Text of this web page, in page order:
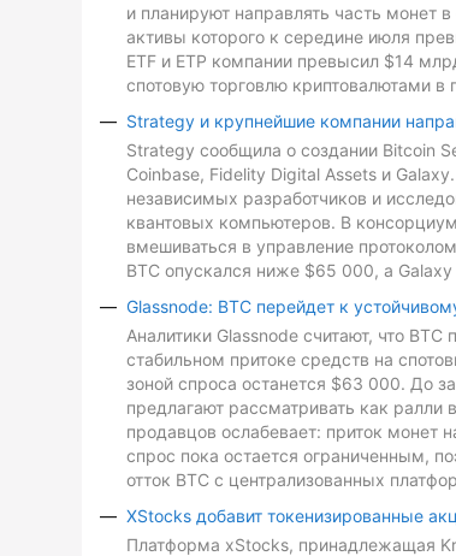
и планируют направлять часть монет
активы которого к середине июля
ETF и ETP компании превысил $14
спотовую торговлю криптовалютами в
Strategy и крупнейшие компании
Strategy сообщила о создании Bitcoin
Coinbase, Fidelity Digital Assets и
независимых разработчиков и
квантовых компьютеров. В
вмешиваться в управление
BTC опускался ниже $65 000, а
Glassnode: BTC перейдет к
Аналитики Glassnode считают, что
стабильном притоке средств на
зоной спроса останется $63 000. До
предлагают рассматривать как
продавцов ослабевает: приток монет
спрос пока остается ограниченным,
отток BTC с централизованных
XStocks добавит токенизированные
Платформа xStocks, принадлежащая